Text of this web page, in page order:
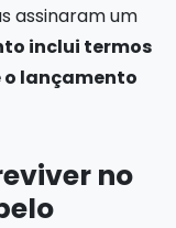
assinaram um
inclui termos
lançamento
no